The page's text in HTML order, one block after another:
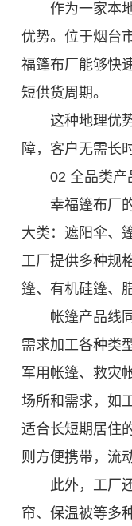
作为一家本地
优势。位于烟台
福篷布厂能够快
短供货周期。
这种地理优势
障，客户无需长
02 全品类产
幸福篷布厂的
大类：遮阳伞、
工厂提供多种规
篷、有机硅篷、
帐篷产品线同
需求加工各种类
军用帐篷、救灾
场所和需求，如
适合长短期居住
则方便携带，流
此外，工厂还
帘、保温被等多